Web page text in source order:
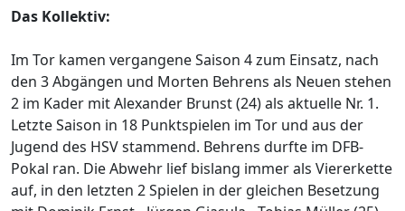
Das Kollektiv:
Im Tor kamen vergangene Saison 4 zum Einsatz, nach
den 3 Abgängen und Morten Behrens als Neuen stehen
2 im Kader mit Alexander Brunst (24) als aktuelle Nr. 1.
Letzte Saison in 18 Punktspielen im Tor und aus der
Jugend des HSV stammend. Behrens durfte im DFB-
Pokal ran. Die Abwehr lief bislang immer als Viererkette
auf, in den letzten 2 Spielen in der gleichen Besetzung